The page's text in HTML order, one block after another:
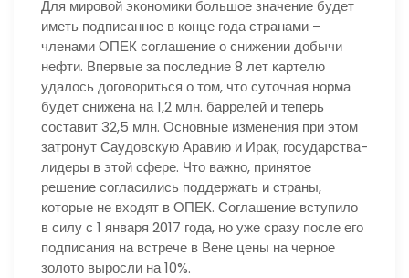
Для мировой экономики большое значение будет
иметь подписанное в конце года странами –
членами ОПЕК соглашение о снижении добычи
нефти. Впервые за последние 8 лет картелю
удалось договориться о том, что суточная норма
будет снижена на 1,2 млн. баррелей и теперь
составит 32,5 млн. Основные изменения при этом
затронут Саудовскую Аравию и Ирак, государства-
лидеры в этой сфере. Что важно, принятое
решение согласились поддержать и страны,
которые не входят в ОПЕК. Соглашение вступило
в силу с 1 января 2017 года, но уже сразу после его
подписания на встрече в Вене цены на черное
золото выросли на 10%.